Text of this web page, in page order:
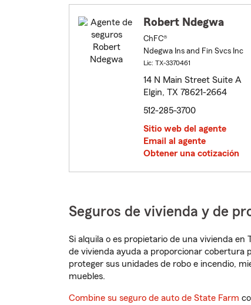
Robert Ndegwa
ChFC®
Ndegwa Ins and Fin Svcs Inc
Lic: TX-3370461
14 N Main Street Suite A
Elgin, TX 78621-2664
512-285-3700
Sitio web del agente
Email al agente
Obtener una cotización
Seguros de vivienda y de
Si alquila o es propietario de una vivienda
de vivienda ayuda a proporcionar cobertura
proteger sus unidades de robo e incendio,
muebles.
Combine su seguro de auto de State Farm